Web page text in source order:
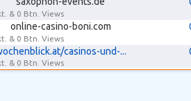
& 0 Btn. Views
online-casino-boni.com
& 0 Btn. Views
casinos-und-...
& 0 Btn. Views